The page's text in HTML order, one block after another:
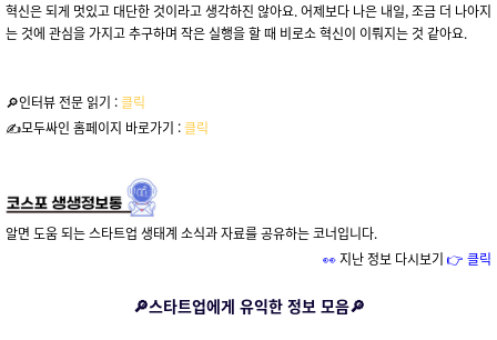
혁신은 되게 멋있고 대단한 것이라고 생각하진 않아요. 어제보다 나은 내일, 조금 더 나아지
는 것에 관심을 가지고 추구하며 작은 실행을 할 때 비로소 혁신이 이뤄지는 것 같아요.
🔎인터뷰 전문 읽기 :클릭
✍️모두싸인 홈페이지 바로가기 :클릭
알면 도움 되는 스타트업 생태계 소식과 자료를 공유하는 코너입니다.
👀지난 정보 다시보기 👉 클릭
🔎스타트업에게 유익한 정보 모음🔎